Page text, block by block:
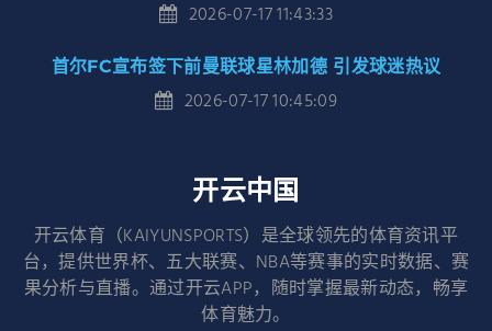
2026-07-17 11:43:33
首尔FC宣布签下前曼联球星林加德 引发球迷热议
2026-07-17 10:45:09
开云中国
开云体育（KAIYUNSPORTS）是全球领先的体育资讯平
台，提供世界杯、五大联赛、NBA等赛事的实时数据、赛
果分析与直播。通过开云APP，随时掌握最新动态，畅享
体育魅力。